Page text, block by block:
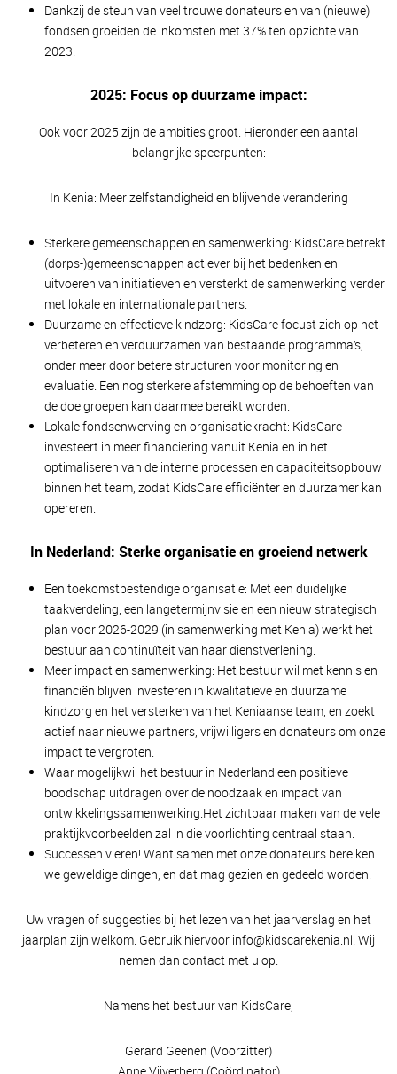
Dankzij de steun van veel trouwe donateurs en van (nieuwe)
fondsen groeiden de inkomsten met 37% ten opzichte van
2023.
2025: Focus op duurzame impact:
Ook voor 2025 zijn de ambities groot. Hieronder een aantal
belangrijke speerpunten:
In Kenia: Meer zelfstandigheid en blijvende verandering
Sterkere gemeenschappen en samenwerking: KidsCare betrekt
(dorps-)gemeenschappen actiever bij het bedenken en
uitvoeren van initiatieven en versterkt de samenwerking verder
met lokale en internationale partners.
Duurzame en effectieve kindzorg: KidsCare focust zich op het
verbeteren en verduurzamen van bestaande programma’s,
onder meer door betere structuren voor monitoring en
evaluatie. Een nog sterkere afstemming op de behoeften van
de doelgroepen kan daarmee bereikt worden.
Lokale fondsenwerving en organisatiekracht: KidsCare
investeert in meer financiering vanuit Kenia en in het
optimaliseren van de interne processen en capaciteitsopbouw
binnen het team, zodat KidsCare efficiënter en duurzamer kan
opereren.
In Nederland: Sterke organisatie en groeiend netwerk
Een toekomstbestendige organisatie: Met een duidelijke
taakverdeling, een langetermijnvisie en een nieuw strategisch
plan voor 2026-2029 (in samenwerking met Kenia) werkt het
bestuur aan continuïteit van haar dienstverlening.
Meer impact en samenwerking: Het bestuur wil met kennis en
financiën blijven investeren in kwalitatieve en duurzame
kindzorg en het versterken van het Keniaanse team, en zoekt
actief naar nieuwe partners, vrijwilligers en donateurs om onze
impact te vergroten.
Waar mogelijkwil het bestuur in Nederland een positieve
boodschap uitdragen over de noodzaak en impact van
ontwikkelingssamenwerking.Het zichtbaar maken van de vele
praktijkvoorbeelden zal in die voorlichting centraal staan.
Successen vieren! Want samen met onze donateurs bereiken
we geweldige dingen, en dat mag gezien en gedeeld worden!
Uw vragen of suggesties bij het lezen van het jaarverslag en het
jaarplan zijn welkom. Gebruik hiervoor info@kidscarekenia.nl. Wij
nemen dan contact met u op.
Namens het bestuur van KidsCare,
Gerard Geenen (Voorzitter)